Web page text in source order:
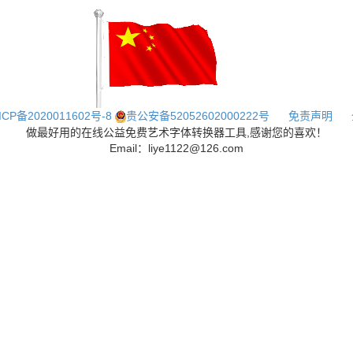
备2020011602号-8 贵公安备52052602000222号 免责声明
做最好用的在线公益免费艺术字体转换器工具,感谢您的喜欢！
Email：liye1122@126.com